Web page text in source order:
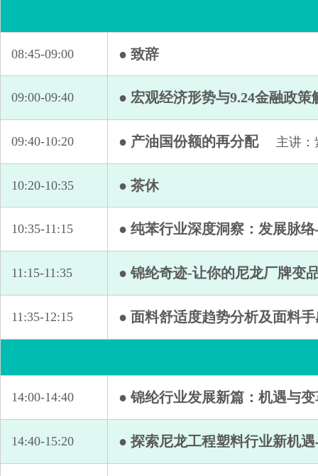
08:45-09:00 ● 致辞
09:00-09:40 ● 宏观经济形势与9.24金融政策
09:40-10:20 ● 产油国份额的再分配 主讲
10:20-10:35 ● 茶休
10:35-11:15 ● 纯苯行业深度洞察：发展脉
11:15-11:35 ● 锦纶奇迹-让你的尼龙厂牌变
11:35-12:15 ● 面料舒适度趋势分析及面料
14:00-14:40 ● 锦纶行业发展新篇：机遇与
14:40-15:20 ● 探索尼龙工程塑料行业新机